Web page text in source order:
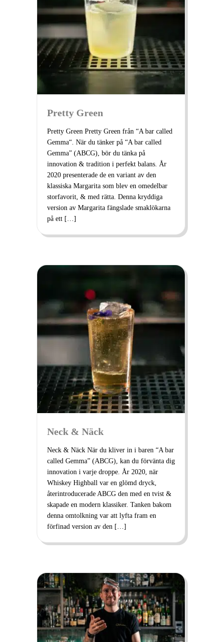
Pretty Green
Pretty Green Pretty Green från “A bar called
Gemma“. När du tänker på “A bar called
Gemma” (ABCG), bör du tänka på
innovation & tradition i perfekt balans. År
2020 presenterade de en variant av den
klassiska Margarita som blev en omedelbar
storfavorit, & med rätta. Denna kryddiga
version av Margarita fängslade smaklökarna
på ett […]
Neck & Näck
Neck & Näck När du kliver in i baren “A bar
called Gemma” (ABCG), kan du förvänta dig
innovation i varje droppe. År 2020, när
Whiskey Highball var en glömd dryck,
återintroducerade ABCG den med en tvist &
skapade en modern klassiker. Tanken bakom
denna omtolkning var att lyfta fram en
förfinad version av den […]